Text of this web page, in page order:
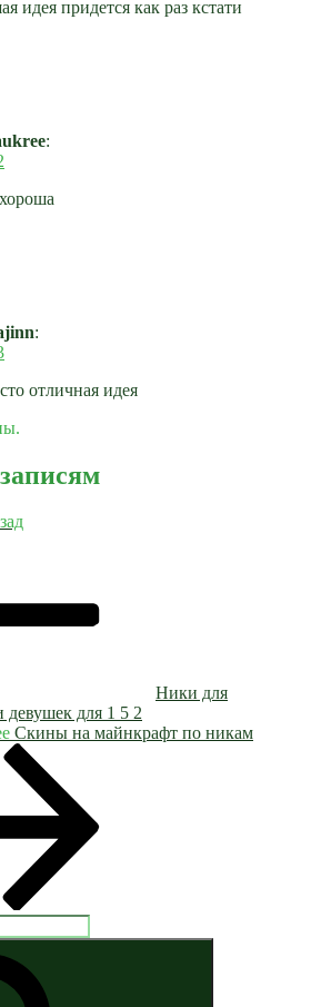
идея придется как раз кстати
:
:
отличная идея
Ники для
девушек для 1 5 2
Скины на майнкрафт по никам